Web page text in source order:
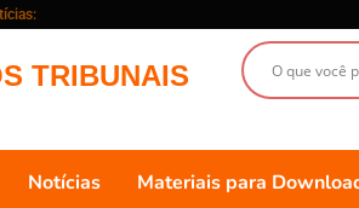
TRIBUNAIS
Notícias Materiais para